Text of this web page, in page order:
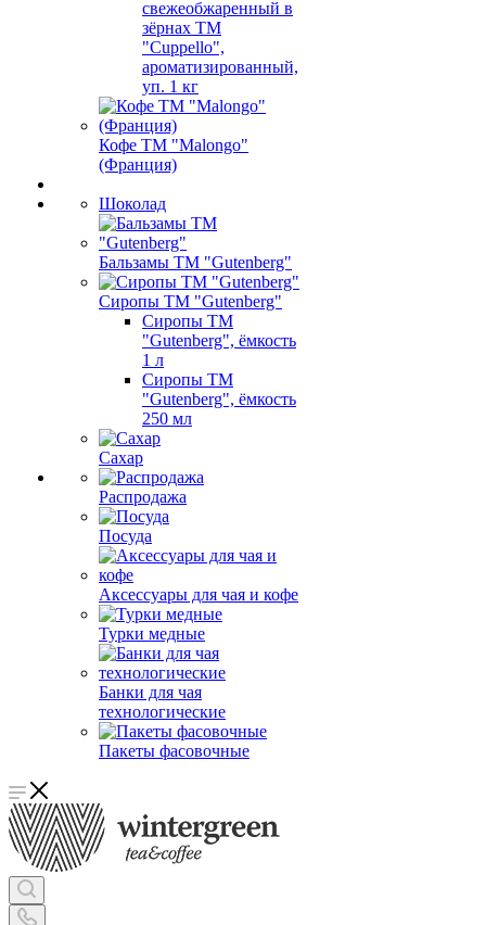
свежеобжаренный в
зёрнах ТМ
"Cuppello",
ароматизированный,
уп. 1 кг
Кофе ТМ "Malongo"
(Франция)
Шоколад
Бальзамы ТМ "Gutenberg"
Сиропы ТМ "Gutenberg"
Сиропы ТМ
"Gutenberg", ёмкость
1 л
Сиропы ТМ
"Gutenberg", ёмкость
250 мл
Сахар
Распродажа
Посуда
Аксессуары для чая и кофе
Турки медные
Банки для чая
технологические
Пакеты фасовочные